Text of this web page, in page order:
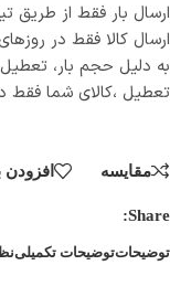
ارسال بار فقط از طریق
ارسال کالا فقط در
به دلیل حجم بار،
تعطیل ،کالای شما فقط
مقایسه
Share:
توضیحاتتوضیحات تکمیلی